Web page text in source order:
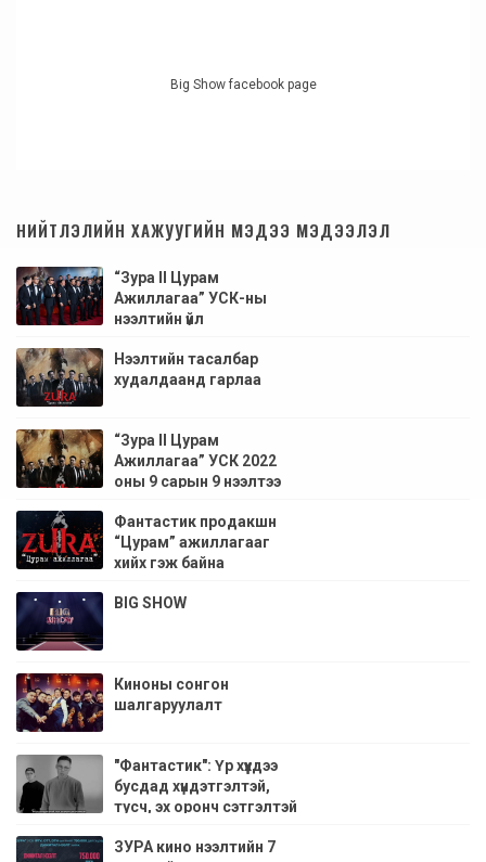
Big Show facebook page
НИЙТЛЭЛИЙН ХАЖУУГИЙН МЭДЭЭ МЭДЭЭЛЭЛ
“Зура II Цурам
Ажиллагаа” УСК-ны
нээлтийн үйл
Нээлтийн тасалбар
худалдаанд гарлаа
“Зура II Цурам
Ажиллагаа” УСК 2022
оны 9 сарын 9 нээлтээ
Фантастик продакшн
“Цурам” ажиллагааг
хийх гэж байна
BIG SHOW
Киноны сонгон
шалгаруулалт
"Фантастик": Үр хүүхдээ
бусдад хүндэтгэлтэй,
тусч, эх оронч сэтгэлтэй
ЗУРА кино нээлтийн 7